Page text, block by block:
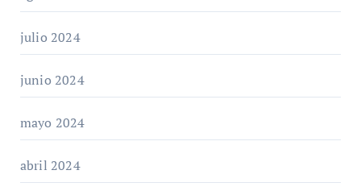
julio 2024
junio 2024
mayo 2024
abril 2024